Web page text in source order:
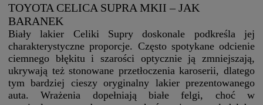
TOYOTA CELICA SUPRA MKII – JAK
BARANEK
Biały lakier Celiki Supry doskonale podkreśla jej
charakterystyczne proporcje. Często spotykane odcienie
ciemnego błękitu i szarości optycznie ją zmniejszają,
ukrywają też stonowane przetłoczenia karoserii, dlatego
tym bardziej cieszy oryginalny lakier prezentowanego
auta. Wrażenia dopełniają białe felgi, choć w